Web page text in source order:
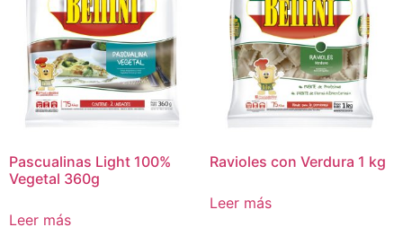
Pascualinas Light 100%
Vegetal 360g
Leer más
Ravioles con Verdura 1 kg
Leer más